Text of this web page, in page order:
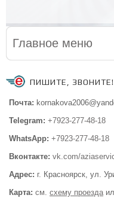
Главное меню
ПИШИТЕ, ЗВОНИТЕ!
Почта:
Telegram: +7923-277-48-18
WhatsApp: +7923-277-48-18
Вконтакте: vk.com/
Адрес: г. Красноярск, ул.
Карта: см. схему проезда